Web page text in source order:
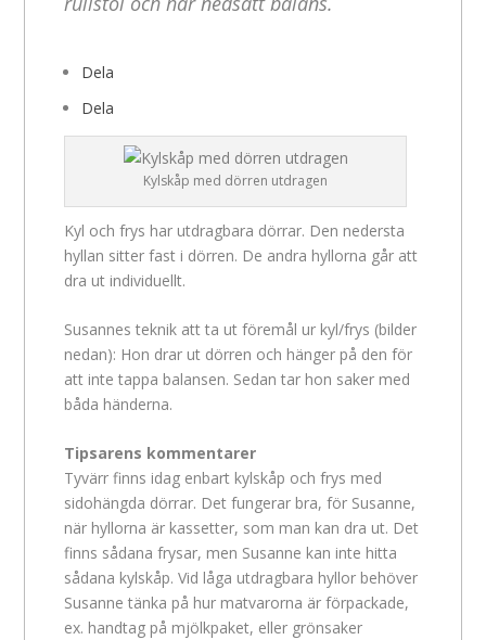
Dela
Dela
Kylskåp med dörren utdragen
Kyl och frys har utdragbara dörrar. Den nedersta
hyllan sitter fast i dörren. De andra hyllorna går att
dra ut individuellt.
Susannes teknik att ta ut föremål ur kyl/frys (bilder
nedan): Hon drar ut dörren och hänger på den för
att inte tappa balansen. Sedan tar hon saker med
båda händerna.
Tipsarens kommentarer
Tyvärr finns idag enbart kylskåp och frys med
sidohängda dörrar. Det fungerar bra, för Susanne,
när hyllorna är kassetter, som man kan dra ut. Det
finns sådana frysar, men Susanne kan inte hitta
sådana kylskåp. Vid låga utdragbara hyllor behöver
Susanne tänka på hur matvarorna är förpackade,
ex. handtag på mjölkpaket, eller grönsaker